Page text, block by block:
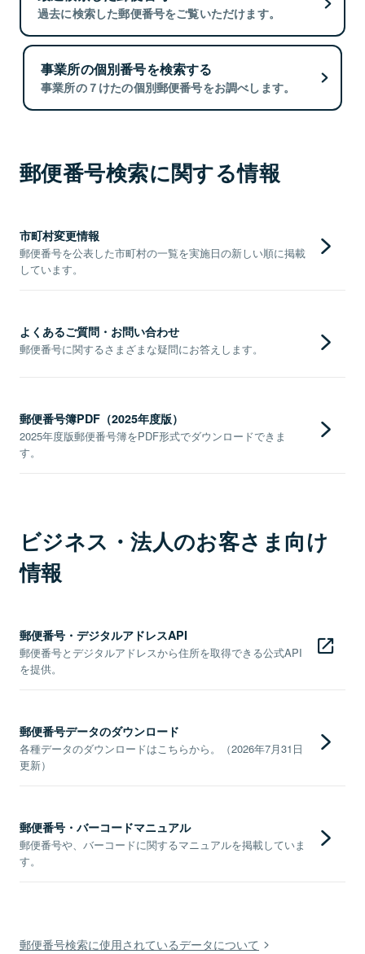
過去に検索した郵便番号をご覧いただけます。
事業所の個別番号を検索する
事業所の７けたの個別郵便番号をお調べします。
郵便番号検索に関する情報
市町村変更情報
郵便番号を公表した市町村の一覧を実施日の新しい順に掲載
しています。
よくあるご質問・お問い合わせ
郵便番号に関するさまざまな疑問にお答えします。
郵便番号簿PDF（2025年度版）
2025年度版郵便番号簿をPDF形式でダウンロードできま
す。
ビジネス・法人のお客さま向け
情報
郵便番号・デジタルアドレスAPI
郵便番号とデジタルアドレスから住所を取得できる公式API
を提供。
郵便番号データのダウンロード
各種データのダウンロードはこちらから。（2026年7月31日
更新）
郵便番号・バーコードマニュアル
郵便番号や、バーコードに関するマニュアルを掲載していま
す。
郵便番号検索に使用されているデータについて